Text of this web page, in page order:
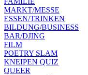
MARKT/MESSE
ESSEN/TRINKEN
BILDUNG/BUSINESS
BAR/DJING
FILM
POETRY SLAM
KNEIPEN QUIZ
QUEER